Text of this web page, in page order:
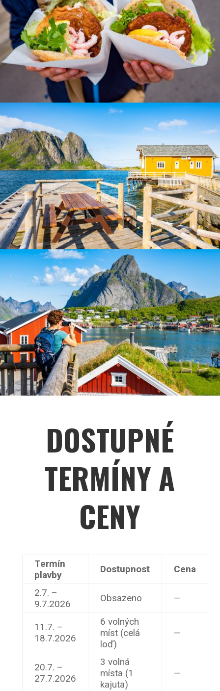
DOSTUPNÉ
TERMÍNY A
CENY
Termín
plavby
Dostupnost Cena
2.7. –
9.7.2026
Obsazeno —
11.7. –
18.7.2026
6 volných
míst (celá
loď)
—
20.7. –
27.7.2026
3 volná
místa (1
kajuta)
—